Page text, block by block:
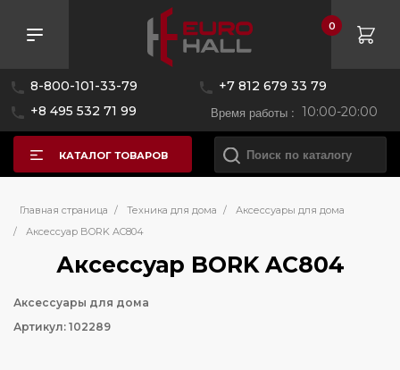
8-800-101-33-79
+7 812 679 33 79
+8 495 532 71 99
Время работы : 10:00-20:00
0
КАТАЛОГ ТОВАРОВ
Главная страница / Техника для дома /
Аксессуары для дома
/
Аксессуар BORK AC804
Аксессуар BORK AC804
Аксессуары для дома
Артикул: 102289